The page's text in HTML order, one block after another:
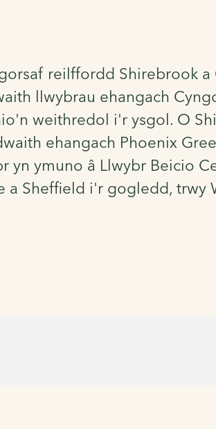
reilffordd Shirebrook
llwybrau ehangach
weithredol i'r ysgol. O
ehangach Phoenix
yn ymuno â Llwybr Beicio
Sheffield i'r gogledd, trwy